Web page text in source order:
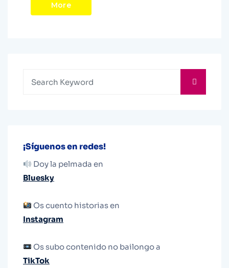
More
¡Síguenos en redes!
Doy la pelmada en
Bluesky
Os cuento historias en
Instagram
Os subo contenido no bailongo a
TikTok